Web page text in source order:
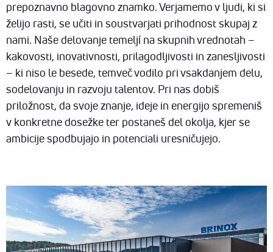
prepoznavno blagovno znamko. Verjamemo v ljudi, ki si
želijo rasti, se učiti in soustvarjati prihodnost skupaj z
nami. Naše delovanje temeljí na skupnih vrednotah –
kakovosti, inovativnosti, prilagodljivosti in zanesljivosti
– ki niso le besede, temveč vodilo pri vsakdanjem delu,
sodelovanju in razvoju talentov. Pri nas dobiš
priložnost, da svoje znanje, ideje in energijo spremeniš
v konkretne dosežke ter postaneš del okolja, kjer se
ambicije spodbujajo in potenciali uresničujejo.
ENG
DOWNLOADS
SUSTAINABILITY
CONTACT